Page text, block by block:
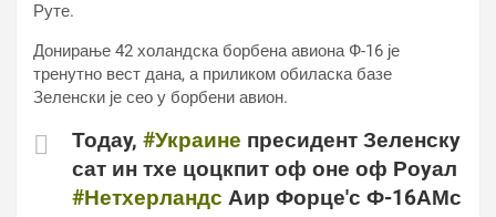
Руте.
Донирање 42 холандска борбена авиона Ф-16 је
тренутно вест дана, а приликом обиласка базе
Зеленски је сео у борбени авион.
Тодаy, #Украине пресидент Зеленскy
сат ин тхе цоцкпит оф оне оф Роyал
#Нетхерландс Аир Форце'с Ф-16АМс